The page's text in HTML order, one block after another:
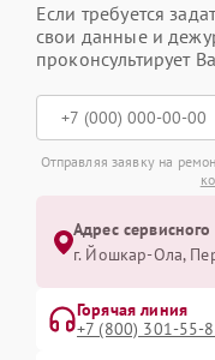
Если требуется
свои данные и
проконсультирует
Отправляя заявку на
Адрес
г. Йошкар-Ола,
Горячая линия
+7 (800) 301-55-